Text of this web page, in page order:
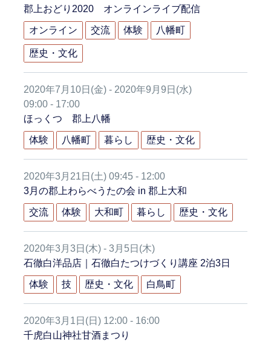
郡上おどり2020 オンラインライブ配信
オンライン 交流 体験 八幡町
歴史・文化
2020年7月10日(金) - 2020年9月9日(水)
09:00 - 17:00
ほっくつ 郡上八幡
体験 八幡町 暮らし 歴史・文化
2020年3月21日(土) 09:45 - 12:00
3月の郡上わらべうたの会 in 郡上大和
交流 体験 大和町 暮らし 歴史・文化
2020年3月3日(木) - 3月5日(木)
石徹白洋品店｜石徹白たつけづくり講座 2泊3日
体験 技 歴史・文化 白鳥町
2020年3月1日(日) 12:00 - 16:00
千虎白山神社甘酒まつり